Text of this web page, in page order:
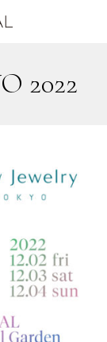
2022